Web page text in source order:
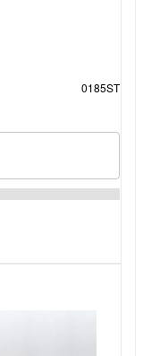
0185ST